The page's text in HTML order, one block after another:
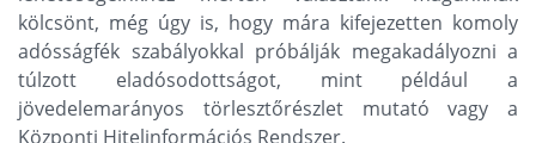
kölcsönt, még úgy is, hogy mára kifejezetten komoly
adósságfék szabályokkal próbálják megakadályozni a
túlzott eladósodottságot, mint például a
jövedelemarányos törlesztőrészlet mutató vagy a
Központi Hitelinformációs Rendszer.